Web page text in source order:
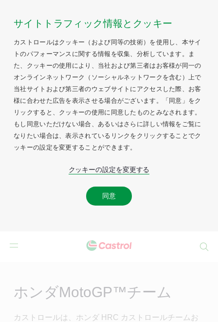
サイトトラフィック情報とクッキー
カストロールはクッキー（および同等の技術）を使用し、本サイ
トのパフォーマンスに関する情報を収集、分析しています。ま
た、クッキーの使用により、当社および第三者はお客様が同一の
オンラインネットワーク（ソーシャルネットワークを含む）上で
当社サイトおよび第三者のウェブサイトにアクセスした際、お客
様に合わせた広告を表示させる場合がございます。「同意」をク
リックすると、クッキーの使用に同意したものとみなされます。
もし同意いただけない場合、あるいはさらに詳しい情報をご覧に
なりたい場合は、表示されているリンクをクリックすることでク
ッキーの設定を変更することができます。
クッキーの設定を変更する
同意
ホンダMotoGP™チーム
カストロールは、ホンダ HRC カストロールチームお